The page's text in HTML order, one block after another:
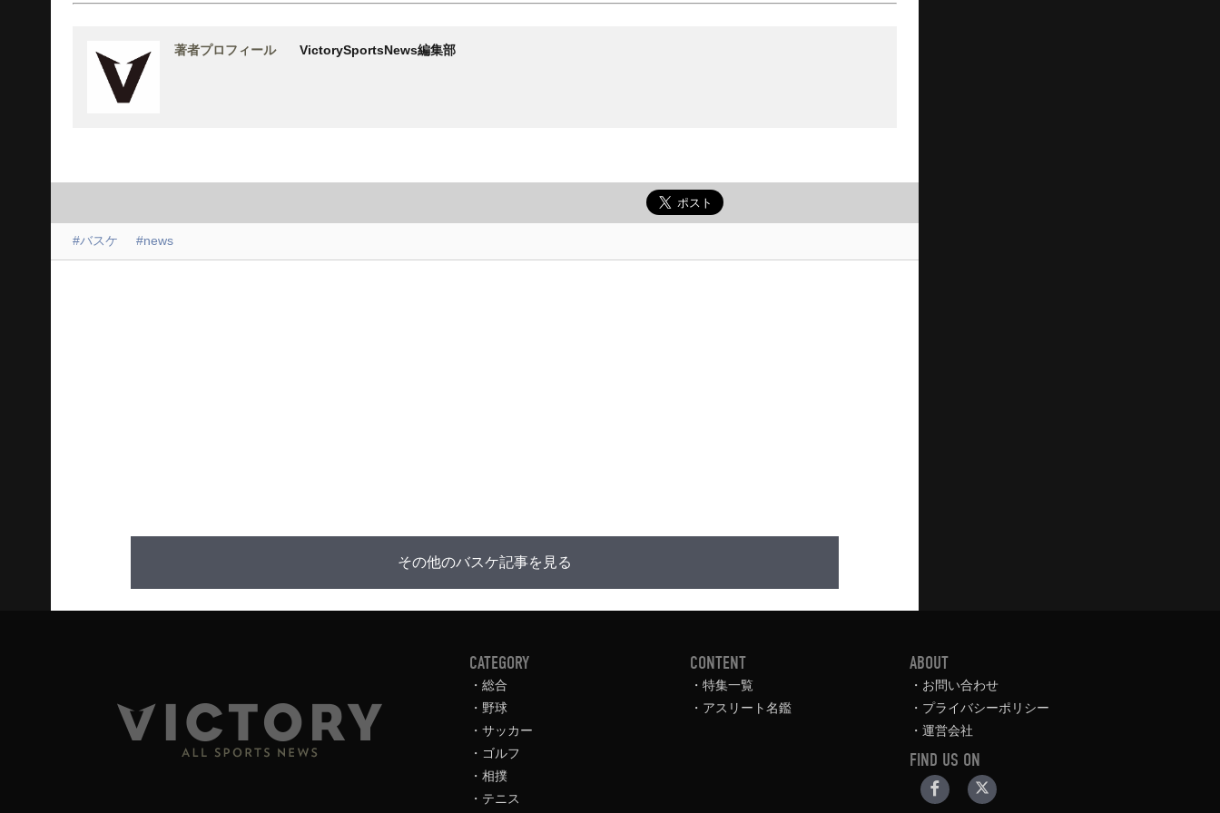
著者プロフィール VictorySportsNews編集部
#バスケ #news
その他のバスケ記事を見る
CATEGORY
総合
野球
サッカー
ゴルフ
相撲
テニス
CONTENT
特集一覧
アスリート名鑑
ABOUT
お問い合わせ
プライバシーポリシー
運営会社
FIND US ON